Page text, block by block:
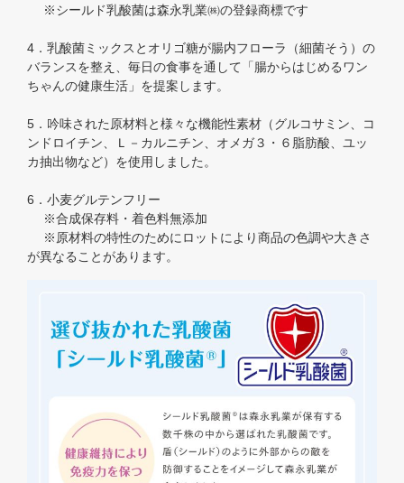
※シールド乳酸菌は森永乳業㈱の登録商標です
4．乳酸菌ミックスとオリゴ糖が腸内フローラ（細菌そう）の
バランスを整え、毎日の食事を通して「腸からはじめるワン
ちゃんの健康生活」を提案します。
5．吟味された原材料と様々な機能性素材（グルコサミン、コ
ンドロイチン、Ｌ－カルニチン、オメガ３・６脂肪酸、ユッ
カ抽出物など）を使用しました。
6．小麦グルテンフリー
※合成保存料・着色料無添加
※原材料の特性のためにロットにより商品の色調や大きさ
が異なることがあります。